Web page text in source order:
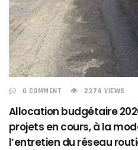
0 COMMENT 2374 VIEWS
Allocation budgétaire
projets en cours, à la
l’entretien du réseau